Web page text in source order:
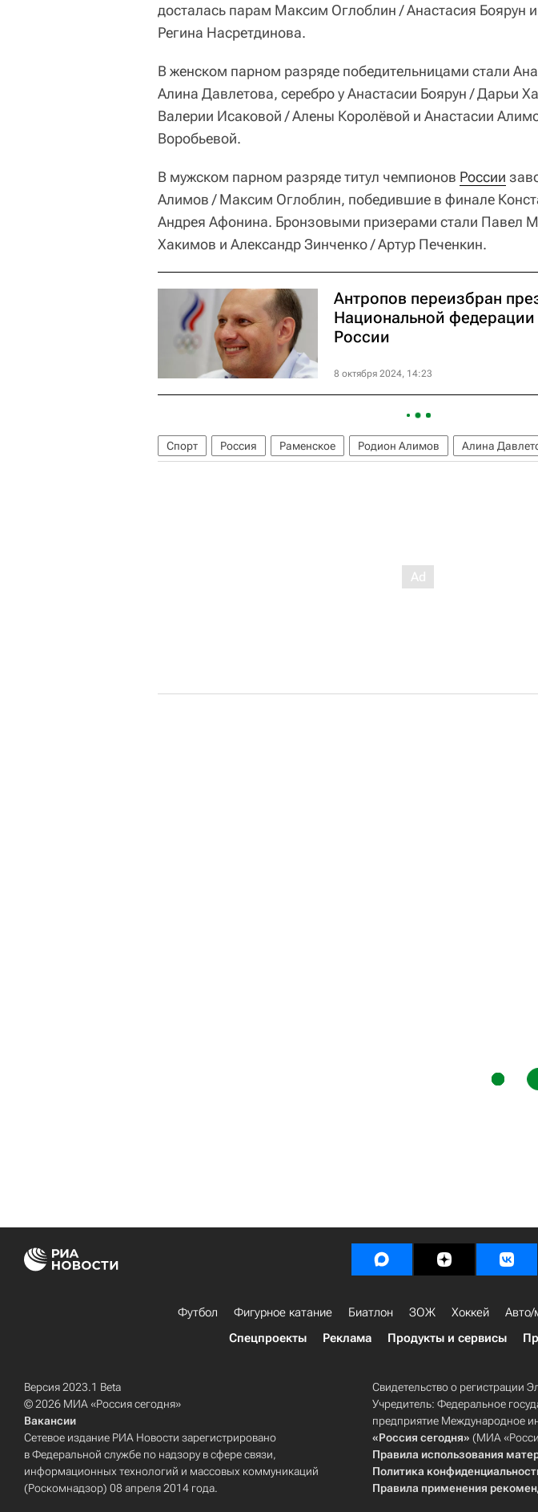
досталась парам Максим Оглоблин / Анастасия Боярун
Регина Насретдинова.
В женском парном разряде победительницами стали
Алина Давлетова, серебро у Анастасии Боярун / Дарьи
Валерии Исаковой / Алены Королёвой и Анастасии
Воробьевой.
В мужском парном разряде титул чемпионов России
Алимов / Максим Оглоблин, победившие в финале
Андрея Афонина. Бронзовыми призерами стали Павел
Хакимов и Александр Зинченко / Артур Печенкин.
Антропов переизбран
Национальной
России
8 октября 2024, 14:23
Спорт Россия Раменское Родион Алимов Алина
Футбол Фигурное катание Биатлон ЗОЖ Хоккей Авто/
Спецпроекты
Реклама Продукты и сервисы
Версия 2023.1 Beta
© 2026 МИА «Россия сегодня»
Вакансии
Сетевое издание РИА Новости зарегистрировано
в Федеральной службе по надзору в сфере связи,
информационных технологий и массовых коммуникаций
(Роскомнадзор) 08 апреля 2014 года.
Свидетельство о
Учредитель: Федеральное
предприятие Международное
«Россия сегодня» (МИА
Правила использования
Политика
Правила применения